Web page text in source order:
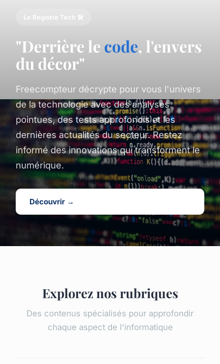
Le Registre Tech 🛠️
"Derrière le code, l'envers
du décor"
Freecompteur décrypte pour vous l'univers
de la technologie avec des analyses
pointues, des tests approfondis et les
dernières actualités du secteur. Restez
informé des innovations qui transforment le
numérique.
Découvrir →
Explorez nos rubriques
Des contenus spécialisés pour approfondir
chaque aspect de l'informatique